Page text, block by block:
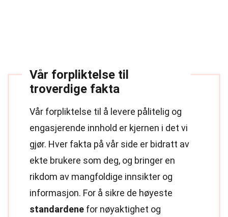
Vår forpliktelse til
troverdige fakta
Vår forpliktelse til å levere pålitelig og
engasjerende innhold er kjernen i det vi
gjør. Hver fakta på vår side er bidratt av
ekte brukere som deg, og bringer en
rikdom av mangfoldige innsikter og
informasjon. For å sikre de høyeste
standardene for nøyaktighet og